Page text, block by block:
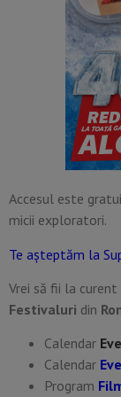
Accesul este
micii exploratori.
Te așteptăm la
Vrei să fii la
Festivaluri din
Calendar
Calendar
Program